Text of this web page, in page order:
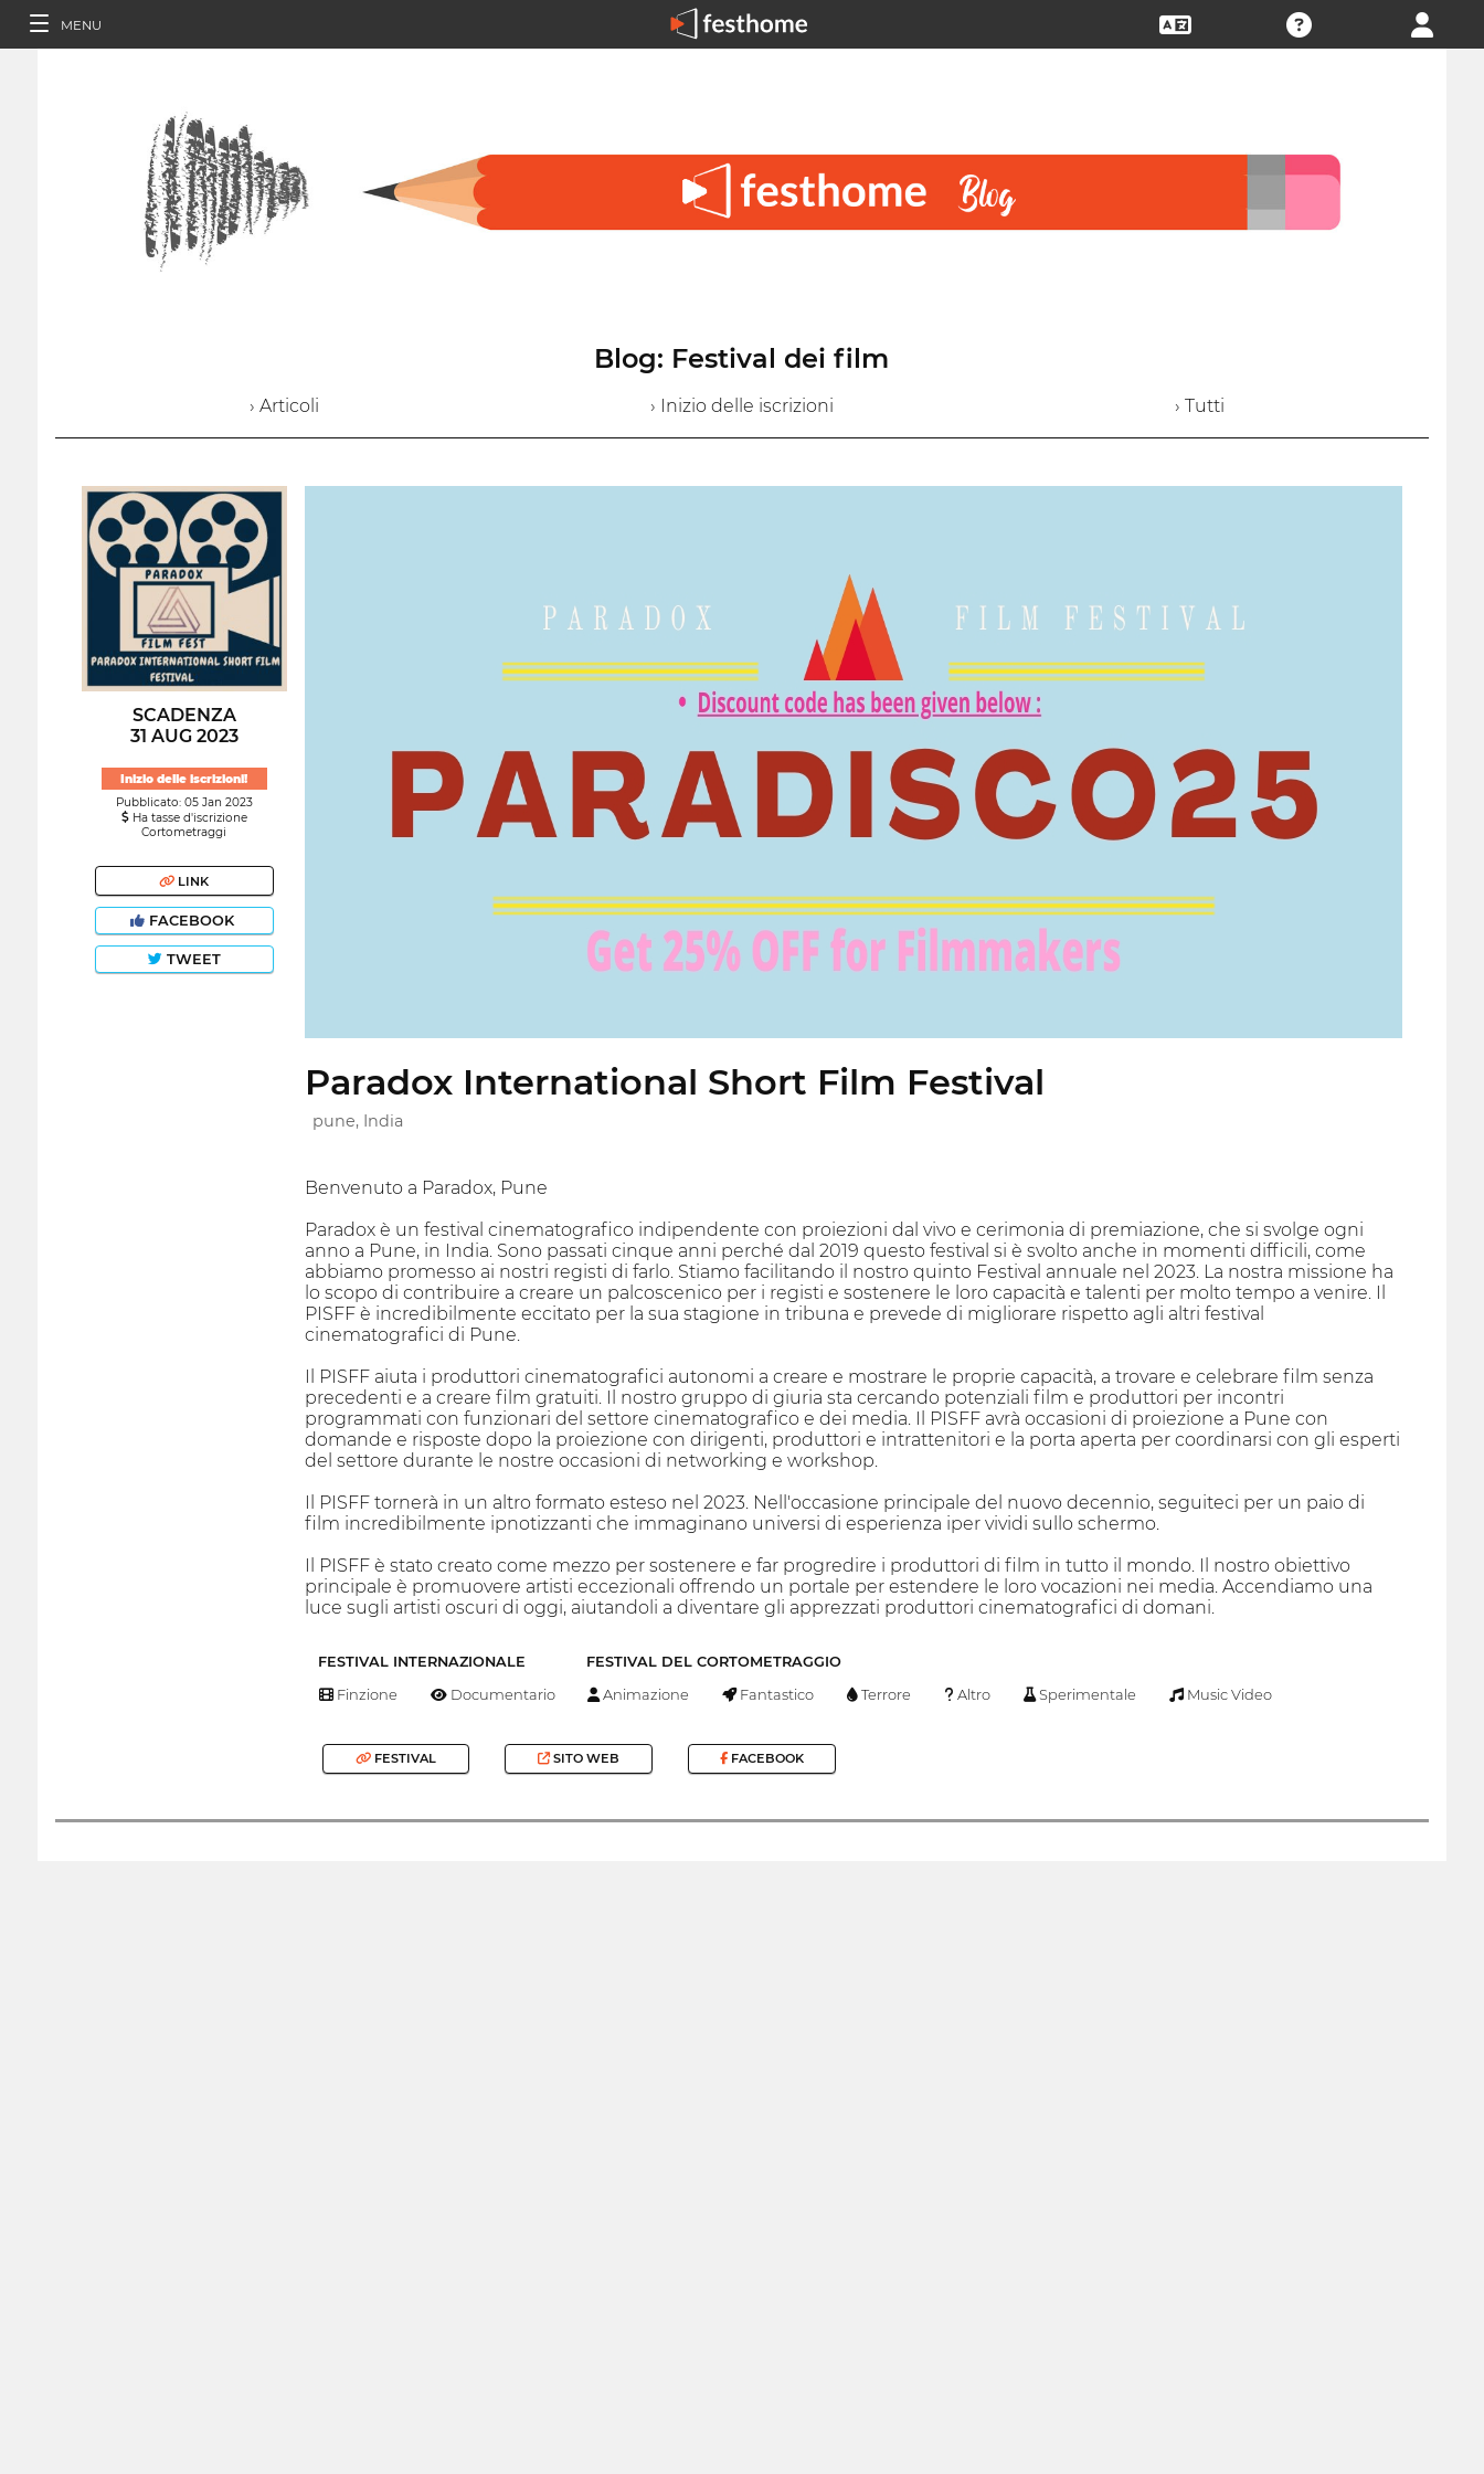
MENU
Blog: Festival dei film
› Articoli › Inizio delle iscrizioni › Tutti
SCADENZA
31 AUG 2023
Inizio delle iscrizioni!
Pubblicato: 05 Jan 2023
Ha tasse d'iscrizione
Cortometraggi
LINK
FACEBOOK
TWEET
Paradox International Short Film Festival
pune, India
Benvenuto a Paradox, Pune
Paradox è un festival cinematografico indipendente con proiezioni dal vivo e cerimonia di premiazione, che si svolge ogni
anno a Pune, in India. Sono passati cinque anni perché dal 2019 questo festival si è svolto anche in momenti difficili, come
abbiamo promesso ai nostri registi di farlo. Stiamo facilitando il nostro quinto Festival annuale nel 2023. La nostra missione ha
lo scopo di contribuire a creare un palcoscenico per i registi e sostenere le loro capacità e talenti per molto tempo a venire. Il
PISFF è incredibilmente eccitato per la sua stagione in tribuna e prevede di migliorare rispetto agli altri festival
cinematografici di Pune.
Il PISFF aiuta i produttori cinematografici autonomi a creare e mostrare le proprie capacità, a trovare e celebrare film senza
precedenti e a creare film gratuiti. Il nostro gruppo di giuria sta cercando potenziali film e produttori per incontri
programmati con funzionari del settore cinematografico e dei media. Il PISFF avrà occasioni di proiezione a Pune con
domande e risposte dopo la proiezione con dirigenti, produttori e intrattenitori e la porta aperta per coordinarsi con gli esperti
del settore durante le nostre occasioni di networking e workshop.
Il PISFF tornerà in un altro formato esteso nel 2023. Nell'occasione principale del nuovo decennio, seguiteci per un paio di
film incredibilmente ipnotizzanti che immaginano universi di esperienza iper vividi sullo schermo.
Il PISFF è stato creato come mezzo per sostenere e far progredire i produttori di film in tutto il mondo. Il nostro obiettivo
principale è promuovere artisti eccezionali offrendo un portale per estendere le loro vocazioni nei media. Accendiamo una
luce sugli artisti oscuri di oggi, aiutandoli a diventare gli apprezzati produttori cinematografici di domani.
FESTIVAL INTERNAZIONALE FESTIVAL DEL CORTOMETRAGGIO
Finzione Documentario Animazione Fantastico Terrore Altro Sperimentale Music Video
FESTIVAL SITO WEB FACEBOOK